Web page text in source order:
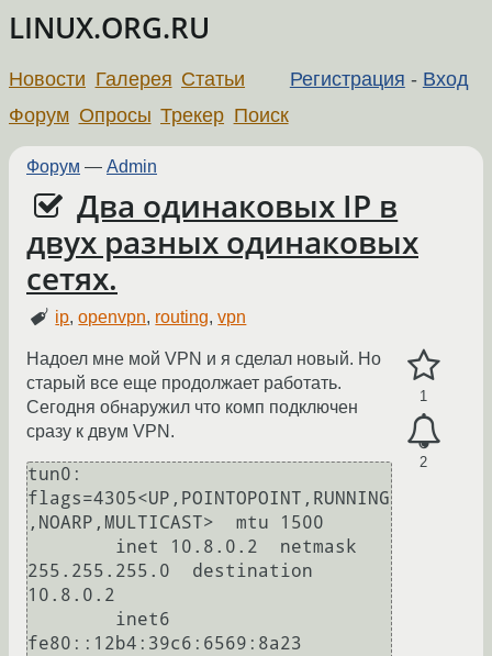
LINUX.ORG.RU
Регистрация - Вход
Новости Галерея Статьи
Форум Опросы Трекер Поиск
Форум — Admin
Два одинаковых IP в
двух разных одинаковых
сетях.
ip,openvpn, routing,vpn
1
2
Надоел мне мой VPN и я сделал новый. Но
старый все еще продолжает работать.
Сегодня обнаружил что комп подключен
сразу к двум VPN.
tun0:
flags=4305<UP,POINTOPOINT,RUNNING
,NOARP,MULTICAST>  mtu 1500
255.255.255.0  destination
10.8.0.2
fe80::12b4:39c6:6569:8a23